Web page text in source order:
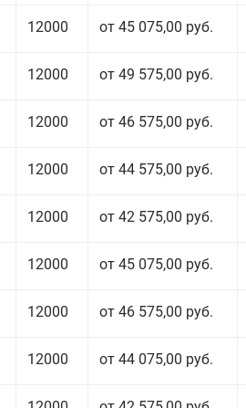
12000 от 45 075,00 руб.
12000 от 49 575,00 руб.
12000 от 46 575,00 руб.
12000 от 44 575,00 руб.
12000 от 42 575,00 руб.
12000 от 45 075,00 руб.
12000 от 46 575,00 руб.
12000 от 44 075,00 руб.